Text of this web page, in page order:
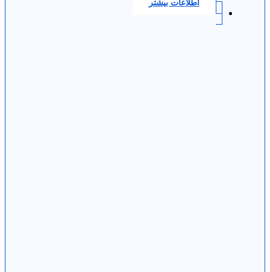
اطلاعات بیشتر